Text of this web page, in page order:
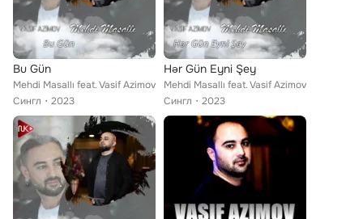
Bu Gün
Mehdi Masallı feat. Vasif Azimov
Сингл
2023
Hər Gün Eyni Şey
Mehdi Masallı feat. Vasif Azimov
Сингл
2023